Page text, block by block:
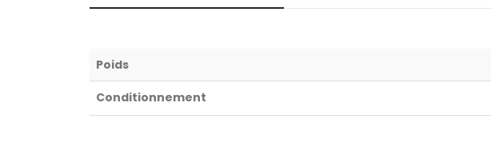
Poids
Conditionnement